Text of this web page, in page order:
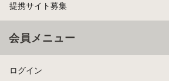
提携サイト募集
会員メニュー
ログイン